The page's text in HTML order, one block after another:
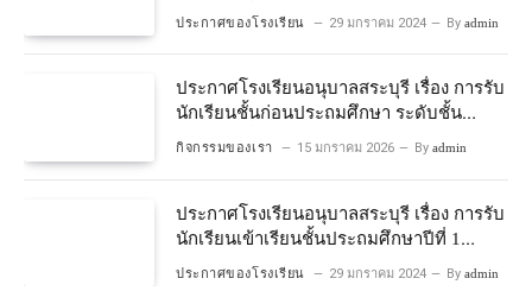
ประกาศของโรงเรียน 29 มกราคม 2024 By admin
ประกาศโรงเรียนอนุบาลสระบุรี เรื่อง การรับ
นักเรียนชั้นก่อนประถมศึกษา ระดับชั้น
อนุบาลปีที่ ๒ ประจำปีการศึกษา ๒๕๖๙
กิจกรรมของเรา 15 มกราคม 2026 By admin
ประกาศโรงเรียนอนุบาลสระบุรี เรื่อง การรับ
นักเรียนเข้าเรียนชั้นประถมศึกษาปีที่ 1
โครงการห้องเรียนพิเศษ วิทยาศาสตร์ และ
ประกาศของโรงเรียน 29 มกราคม 2024 By admin